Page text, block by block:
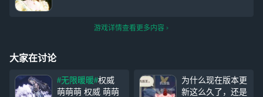
游戏详情查看更多内容
大家在讨论
#无限暖暖#权威
萌萌萌 权威 萌萌
为什么现在版本更
新这么久了，还是